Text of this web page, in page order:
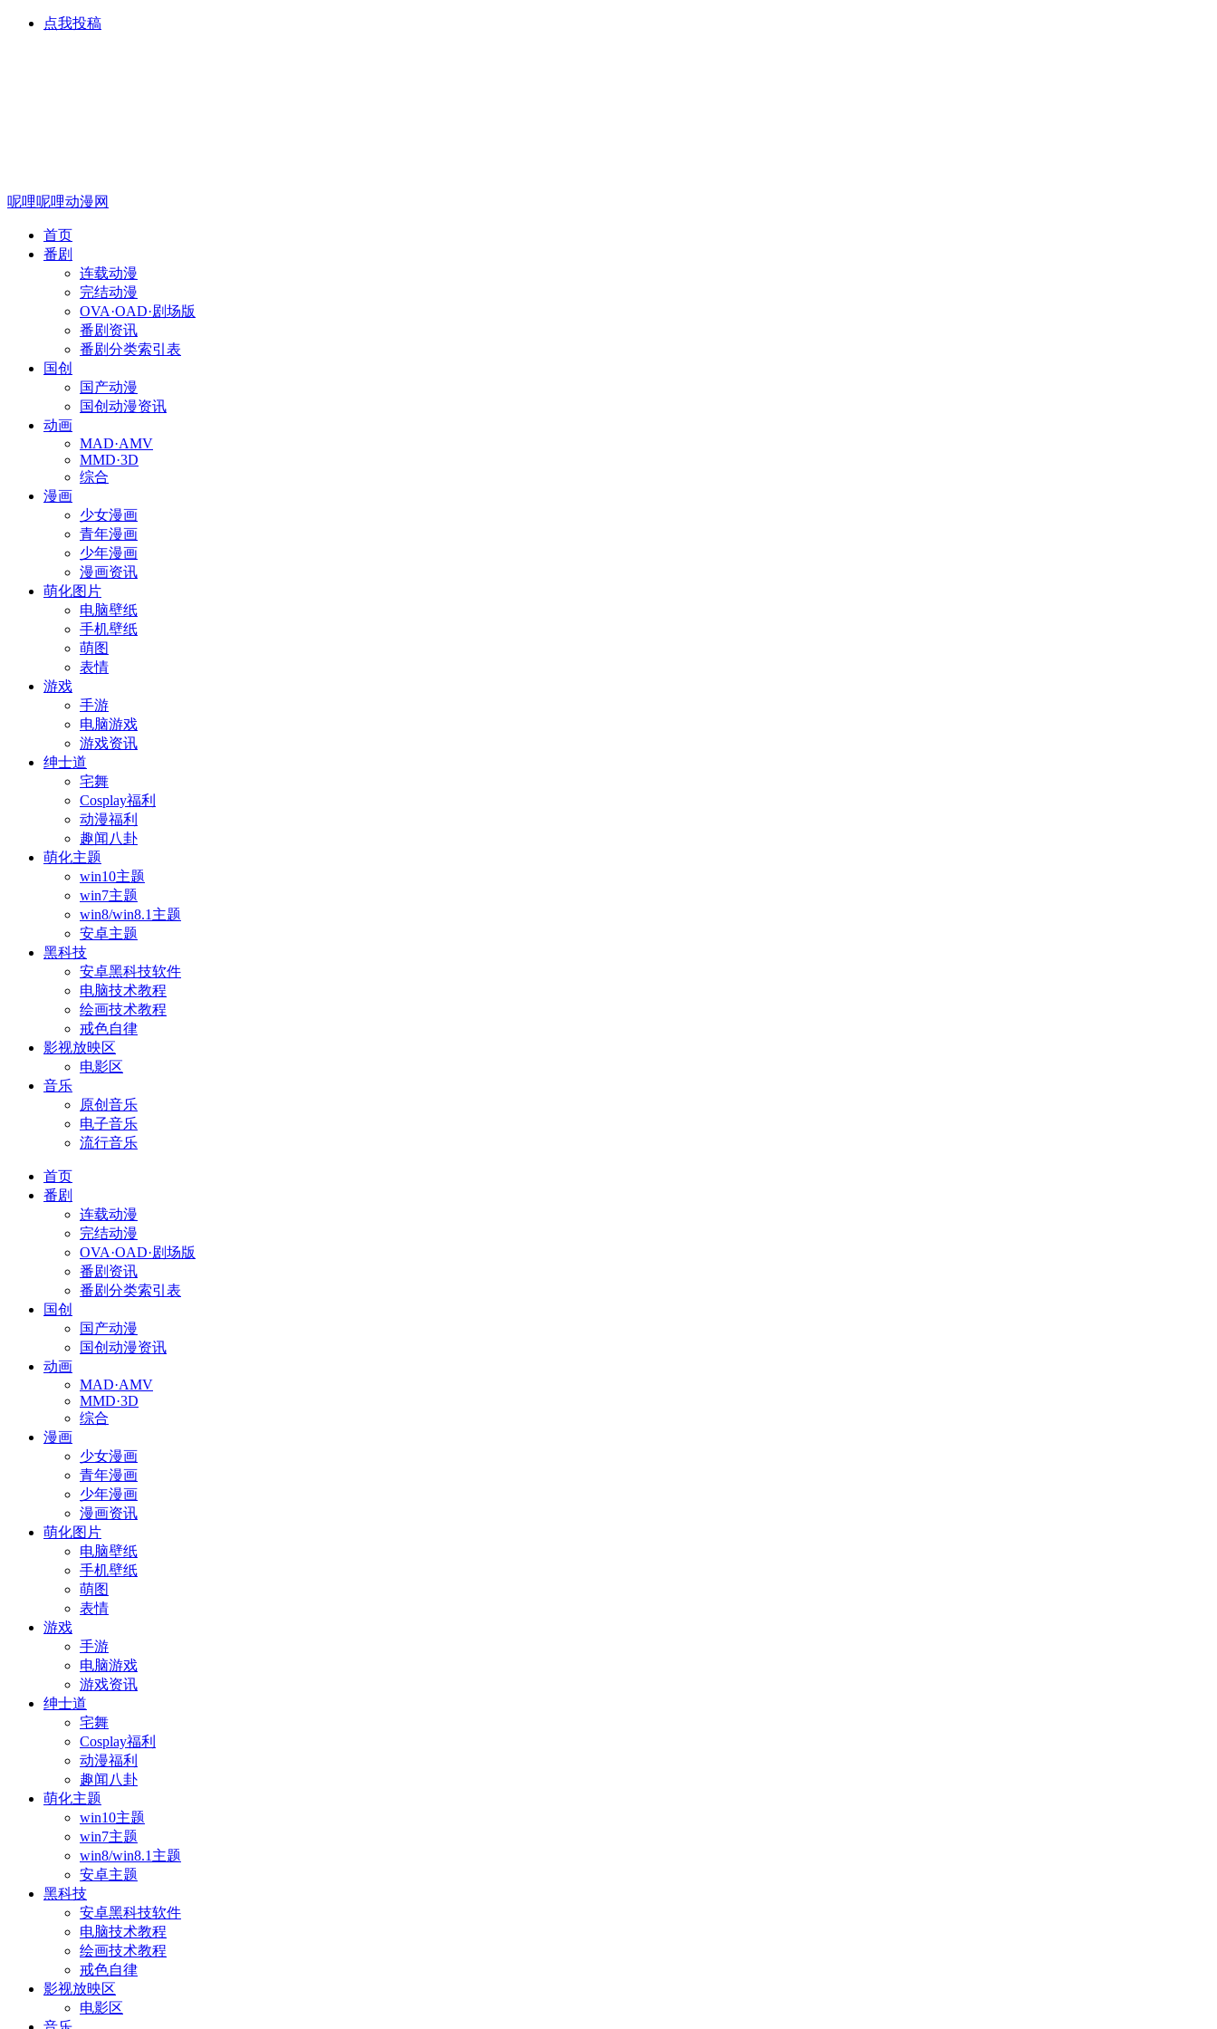
点我投稿
呢哩呢哩动漫网
首页
番剧
连载动漫
完结动漫
OVA·OAD·剧场版
番剧资讯
番剧分类索引表
国创
国产动漫
国创动漫资讯
动画
MAD·AMV
MMD·3D
综合
漫画
少女漫画
青年漫画
少年漫画
漫画资讯
萌化图片
电脑壁纸
手机壁纸
萌图
表情
游戏
手游
电脑游戏
游戏资讯
绅士道
宅舞
Cosplay福利
动漫福利
趣闻八卦
萌化主题
win10主题
win7主题
win8/win8.1主题
安卓主题
黑科技
安卓黑科技软件
电脑技术教程
绘画技术教程
戒色自律
影视放映区
电影区
音乐
原创音乐
电子音乐
流行音乐
首页
番剧
连载动漫
完结动漫
OVA·OAD·剧场版
番剧资讯
番剧分类索引表
国创
国产动漫
国创动漫资讯
动画
MAD·AMV
MMD·3D
综合
漫画
少女漫画
青年漫画
少年漫画
漫画资讯
萌化图片
电脑壁纸
手机壁纸
萌图
表情
游戏
手游
电脑游戏
游戏资讯
绅士道
宅舞
Cosplay福利
动漫福利
趣闻八卦
萌化主题
win10主题
win7主题
win8/win8.1主题
安卓主题
黑科技
安卓黑科技软件
电脑技术教程
绘画技术教程
戒色自律
影视放映区
电影区